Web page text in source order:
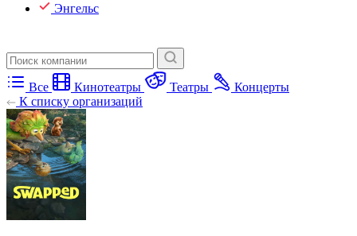
Энгельс
Все Кинотеатры Театры
Концерты
К списку организаций